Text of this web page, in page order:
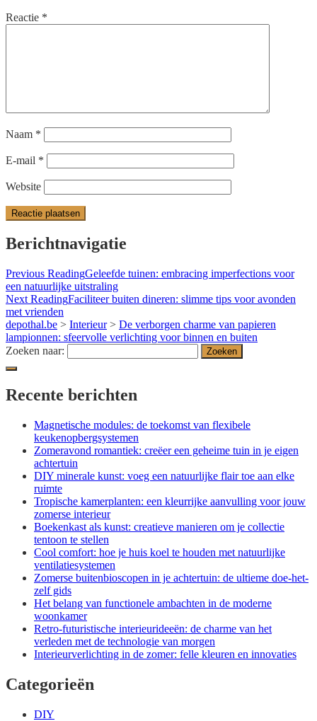
Reactie *
Naam *
E-mail *
Website
Berichtnavigatie
Previous ReadingGeleefde tuinen: embracing imperfections voor
een natuurlijke uitstraling
Next ReadingFaciliteer buiten dineren: slimme tips voor avonden
met vrienden
depothal.be > Interieur> De verborgen charme van papieren
lampionnen: sfeervolle verlichting voor binnen en buiten
Zoeken naar:
Recente berichten
Magnetische modules: de toekomst van flexibele
keukenopbergsystemen
Zomeravond romantiek: creëer een geheime tuin in je eigen
achtertuin
DIY minerale kunst: voeg een natuurlijke flair toe aan elke
ruimte
Tropische kamerplanten: een kleurrijke aanvulling voor jouw
zomerse interieur
Boekenkast als kunst: creatieve manieren om je collectie
tentoon te stellen
Cool comfort: hoe je huis koel te houden met natuurlijke
ventilatiesystemen
Zomerse buitenbioscopen in je achtertuin: de ultieme doe-het-
zelf gids
Het belang van functionele ambachten in de moderne
woonkamer
Retro-futuristische interieurideeën: de charme van het
verleden met de technologie van morgen
Interieurverlichting in de zomer: felle kleuren en innovaties
Categorieën
DIY